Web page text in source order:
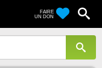
FAIRE
UN DON